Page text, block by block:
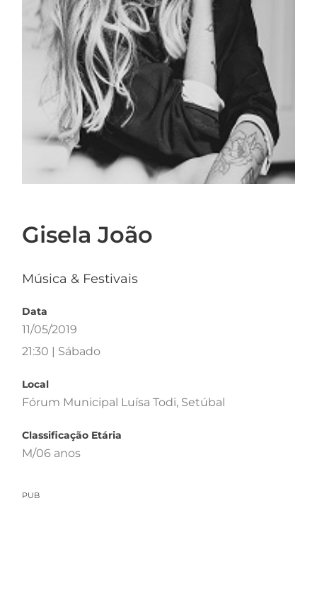
Gisela João
Música & Festivais
Data
11/05/2019
21:30 | Sábado
Local
Fórum Municipal Luísa Todi, Setúbal
Classificação Etária
M/06 anos
PUB